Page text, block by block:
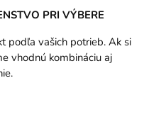
PRI VÝBERE
podľa vašich potrieb. Ak si
vhodnú kombináciu aj